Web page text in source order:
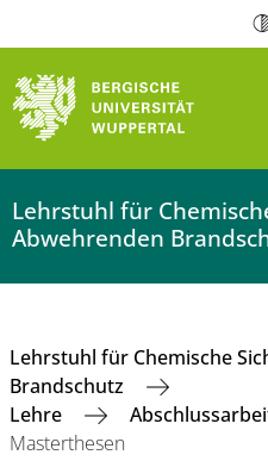
Lehrstuhl für
Abwehrenden
Lehrstuhl für Chemische
Brandschutz
Lehre
Masterthesen